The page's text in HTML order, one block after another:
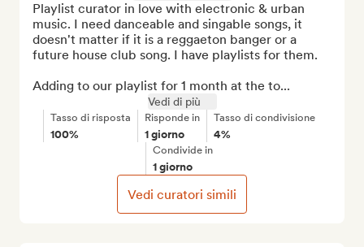
Playlist curator in love with electronic & urban
music. I need danceable and singable songs, it
doesn't matter if it is a reggaeton banger or a
future house club song. I have playlists for them.
Adding to our playlist for 1 month at the to...
Vedi di più
Tasso di risposta
100%
Risponde in
1 giorno
Tasso di condivisione
4%
Condivide in
1 giorno
Vedi curatori simili